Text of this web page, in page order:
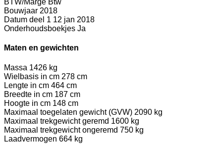
BTW/Marge Btw
Bouwjaar 2018
Datum deel 1 12 jan 2018
Onderhoudsboekjes Ja
Maten en gewichten
Massa 1426 kg
Wielbasis in cm 278 cm
Lengte in cm 464 cm
Breedte in cm 187 cm
Hoogte in cm 148 cm
Maximaal toegelaten gewicht (GVW) 2090 kg
Maximaal trekgewicht geremd 1600 kg
Maximaal trekgewicht ongeremd 750 kg
Laadvermogen 664 kg